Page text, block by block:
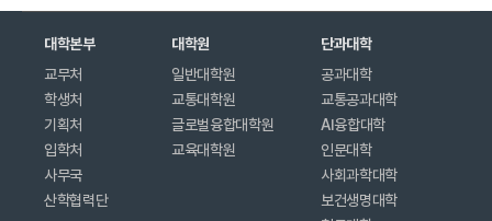
대학본부
교무처
학생처
기획처
입학처
사무국
산학협력단
대학원
일반대학원
교통대학원
글로벌융합대학원
교육대학원
단과대학
공과대학
교통공과대학
AI융합대학
인문대학
사회과학대학
보건생명대학